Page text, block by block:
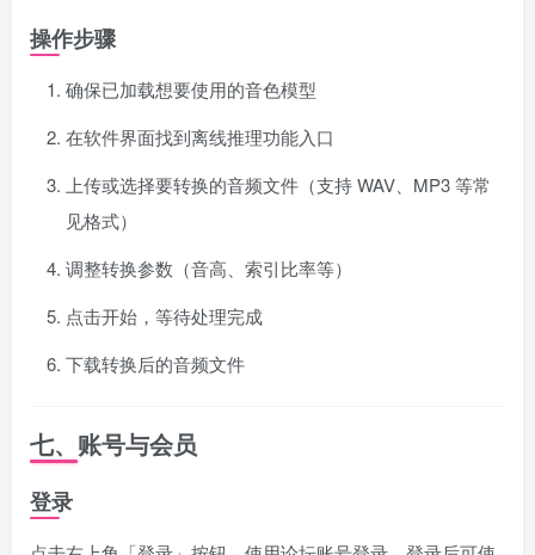
操作步骤
确保已加载想要使用的音色模型
在软件界面找到离线推理功能入口
上传或选择要转换的音频文件（支持 WAV、MP3 等常
见格式）
调整转换参数（音高、索引比率等）
点击开始，等待处理完成
下载转换后的音频文件
七、账号与会员
登录